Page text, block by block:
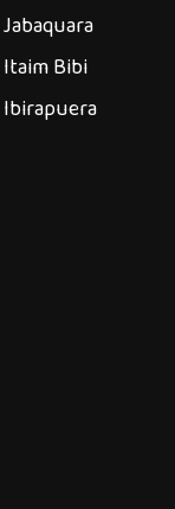
Jabaquara
Itaim Bibi
Ibirapuera